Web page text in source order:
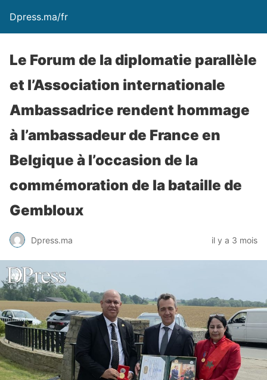
Dpress.ma/fr
Le Forum de la diplomatie parallèle
et l’Association internationale
Ambassadrice rendent hommage
à l’ambassadeur de France en
Belgique à l’occasion de la
commémoration de la bataille de
Gembloux
Dpress.ma il y a 3 mois